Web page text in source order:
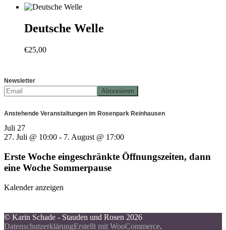
Deutsche Welle
€25,00
Newsletter
Anstehende Veranstaltungen im Rosenpark Reinhausen
Juli 27
27. Juli @ 10:00 - 7. August @ 17:00
Erste Woche eingeschränkte Öffnungszeiten, dann
eine Woche Sommerpause
Kalender anzeigen
© Karin Schade - Stauden und Rosen 2026
DatenschutzerklärungErstellt mit WooCommerce.